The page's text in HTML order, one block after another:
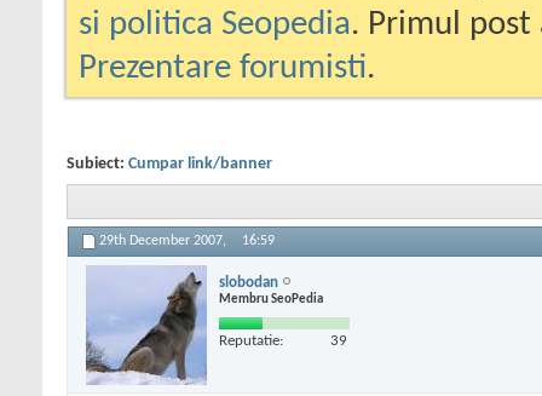
si politica Seopedia. Primul
Prezentare forumisti.
Subiect: Cumpar link/banner
29th December 2007, 16:59
slobodan
Membru SeoPedia
Reputatie: 39